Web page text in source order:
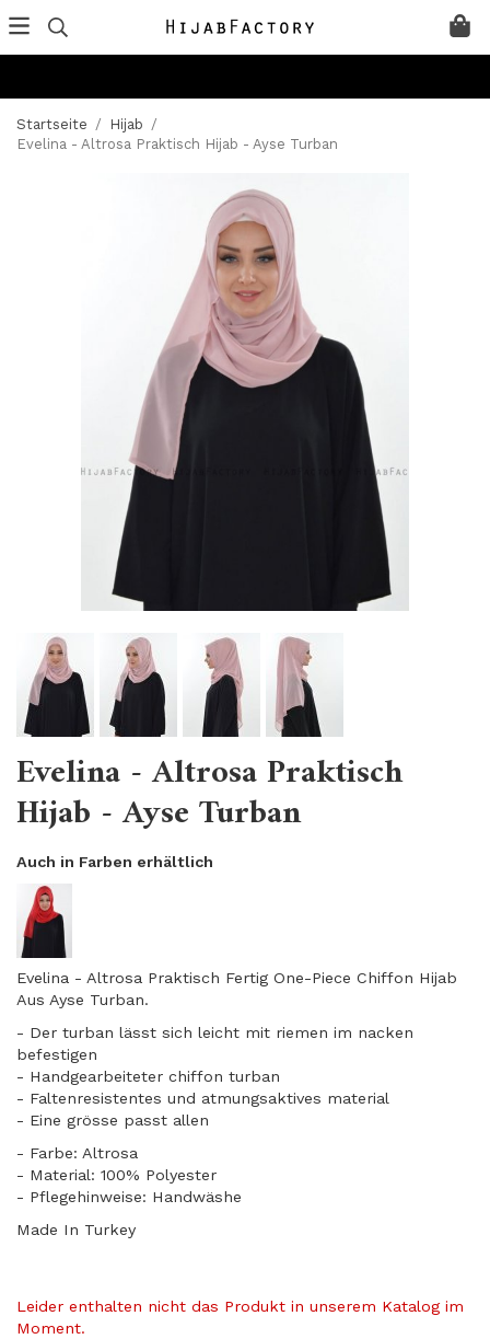
Startseite / Hijab /
Evelina - Altrosa Praktisch Hijab - Ayse Turban
Evelina - Altrosa Praktisch
Hijab - Ayse Turban
Auch in Farben erhältlich
Evelina - Altrosa Praktisch Fertig One-Piece Chiffon Hijab
Aus Ayse Turban.
- Der turban lässt sich leicht mit riemen im nacken
befestigen
- Handgearbeiteter chiffon turban
- Faltenresistentes und atmungsaktives material
​- Eine grösse passt allen
- Farbe: Altrosa
- Material: 100% Polyester
- Pflegehinweise: Handwäshe
Made In Turkey
Leider enthalten nicht das Produkt in unserem Katalog im
Moment.